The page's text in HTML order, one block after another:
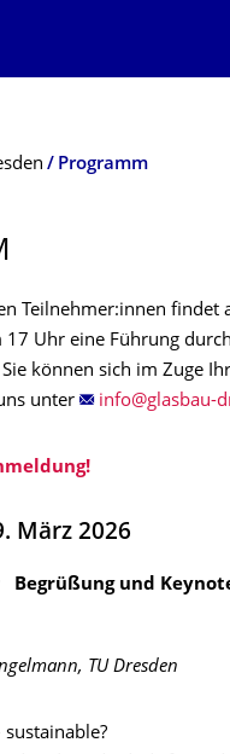
Programm
Teilnehmer:innen
Uhr eine Führung
können sich im Zuge
unter
März 2026
Begrüßung und
TU Dresden